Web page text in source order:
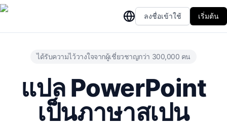
ลงชื่อเข้าใช้ เริ่มต้น
ได้รับความไว้วางใจจากผู้เชี่ยวชาญกว่า 300,000 คน
แปล PowerPoint
เป็นภาษาสเปน